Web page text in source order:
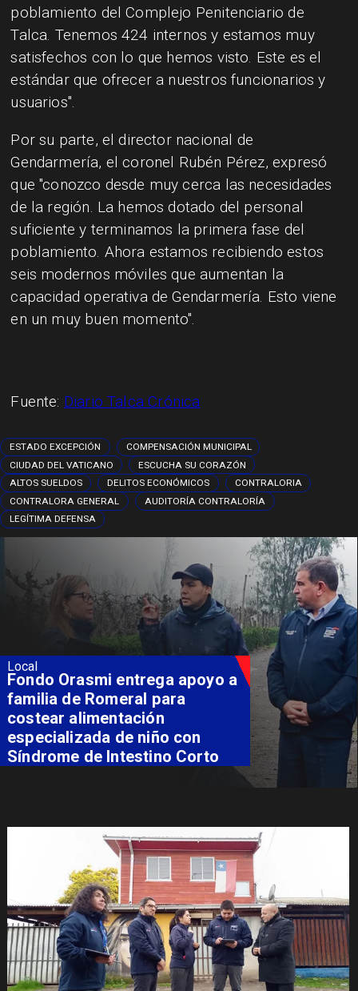
poblamiento del Complejo Penitenciario de
Talca. Tenemos 424 internos y estamos muy
satisfechos con lo que hemos visto. Este es el
estándar que ofrecer a nuestros funcionarios y
usuarios".
Por su parte, el director nacional de
Gendarmería, el coronel Rubén Pérez, expresó
que "conozco desde muy cerca las necesidades
de la región. La hemos dotado del personal
suficiente y terminamos la primera fase del
poblamiento. Ahora estamos recibiendo estos
seis modernos móviles que aumentan la
capacidad operativa de Gendarmería. Esto viene
en un muy buen momento".
Fuente: Diario Talca Crónica
ESTADO EXCEPCIÓN
COMPENSACIÓN MUNICIPAL
CIUDAD DEL VATICANO
ESCUCHA SU CORAZÓN
ALTOS SUELDOS
DELITOS ECONÓMICOS
CONTRALORIA
CONTRALORA GENERAL
AUDITORÍA CONTRALORÍA
LEGÍTIMA DEFENSA
Local
Fondo Orasmi entrega apoyo a
familia de Romeral para
costear alimentación
especializada de niño con
Síndrome de Intestino Corto